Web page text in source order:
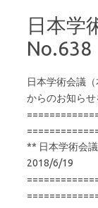
日本学
No.638
日本学術会議
からのお知らせ
** 日本学術会
2018/6/19